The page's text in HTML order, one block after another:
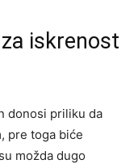
iskrenost
donosi priliku da
pre toga biće
možda dugo